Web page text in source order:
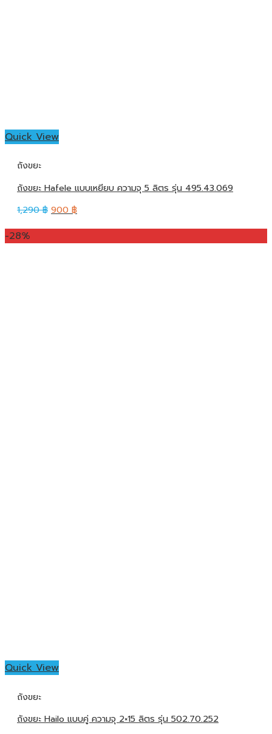
Quick View
ถังขยะ
ถังขยะ Hafele แบบเหยียบ ความจุ 5 ลิตร รุ่น 495.43.069
1,290฿ 900 ฿
-28%
Quick View
ถังขยะ
ถังขยะ Hailo แบบคู่ ความจุ 2×15 ลิตร รุ่น 502.70.252